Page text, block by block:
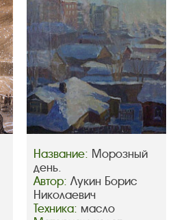
Название: Морозный
день.
Автор: Лукин Борис
Николаевич
Техника: масло